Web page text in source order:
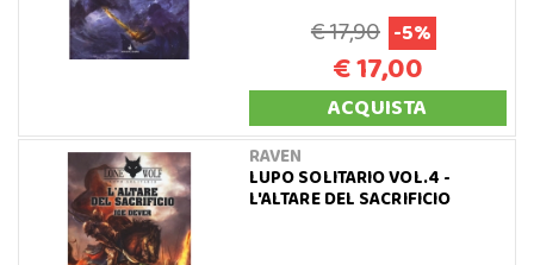
€ 17,90 -5%
€ 17,00
ACQUISTA
RAVEN
LUPO SOLITARIO VOL.4 -
L'ALTARE DEL SACRIFICIO